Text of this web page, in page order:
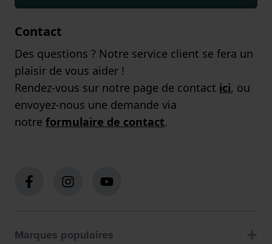
Contact
Des questions ? Notre service client se fera un
plaisir de vous aider !
Rendez-vous sur notre page de contact ici, ou
envoyez-nous une demande via
notre formulaire de contact.
Marques populaires